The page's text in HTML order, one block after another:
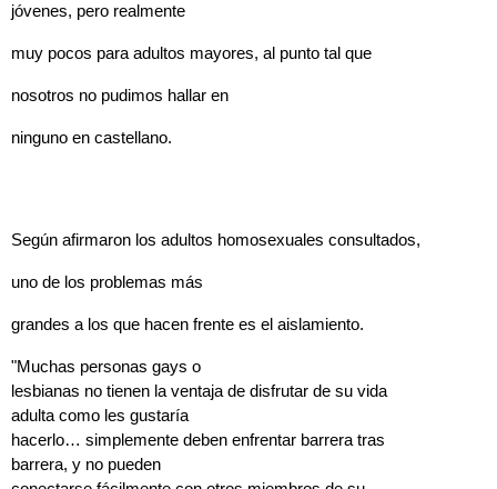
jóvenes, pero realmente
muy pocos para adultos mayores, al punto tal que
nosotros no pudimos hallar en
ninguno en castellano.
Según afirmaron los adultos homosexuales consultados,
uno de los problemas más
grandes a los que hacen frente es el aislamiento.
"Muchas personas gays o
lesbianas no tienen la ventaja de disfrutar de su vida
adulta como les gustaría
hacerlo… simplemente deben enfrentar barrera tras
barrera, y no pueden